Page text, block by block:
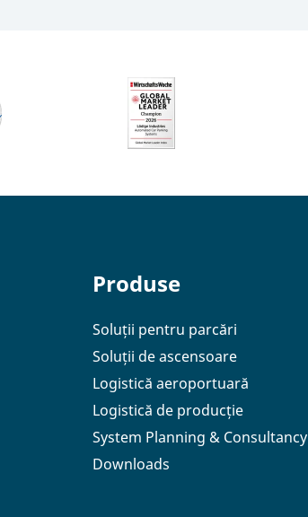
Produse
Soluții pentru parcări
Soluții de ascensoare
Logistică aeroportuară
Logistică de producție
System Planning & Consultancy
Downloads